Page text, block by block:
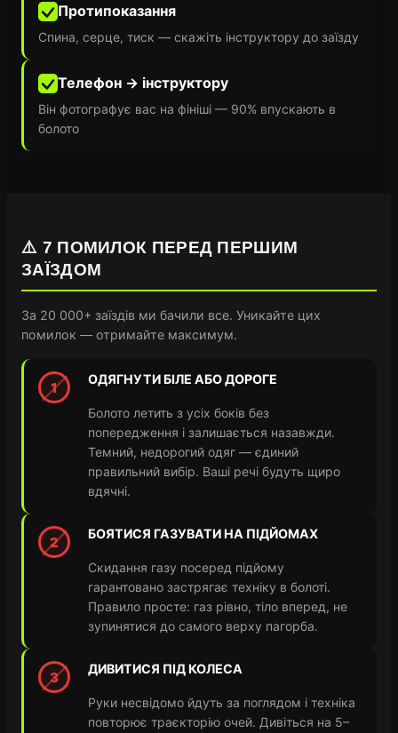
Протипоказання
Спина, серце, тиск — скажіть інструктору до заїзду
Телефон → інструктору
Він фотографує вас на фініші — 90% впускають в
болото
⚠️ 7 ПОМИЛОК ПЕРЕД ПЕРШИМ
ЗАЇЗДОМ
За 20 000+ заїздів ми бачили все. Уникайте цих
помилок — отримайте максимум.
1
ОДЯГНУТИ БІЛЕ АБО ДОРОГЕ
Болото летить з усіх боків без
попередження і залишається назавжди.
Темний, недорогий одяг — єдиний
правильний вибір. Ваші речі будуть щиро
вдячні.
2
БОЯТИСЯ ГАЗУВАТИ НА ПІДЙОМАХ
Скидання газу посеред підйому
гарантовано застрягає техніку в болоті.
Правило просте: газ рівно, тіло вперед, не
зупинятися до самого верху пагорба.
3
ДИВИТИСЯ ПІД КОЛЕСА
Руки несвідомо йдуть за поглядом і техніка
повторює траєкторію очей. Дивіться на 5–